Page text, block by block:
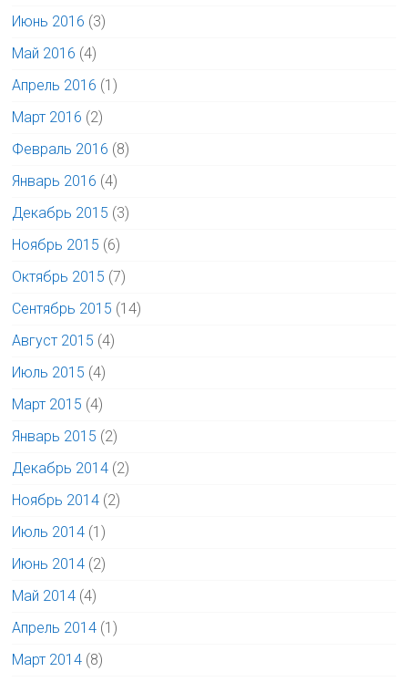
Июнь 2016 (3)
Май 2016 (4)
Апрель 2016 (1)
Март 2016 (2)
Февраль 2016 (8)
Январь 2016 (4)
Декабрь 2015 (3)
Ноябрь 2015 (6)
Октябрь 2015 (7)
Сентябрь 2015 (14)
Август 2015 (4)
Июль 2015 (4)
Март 2015 (4)
Январь 2015 (2)
Декабрь 2014 (2)
Ноябрь 2014 (2)
Июль 2014 (1)
Июнь 2014 (2)
Май 2014 (4)
Апрель 2014 (1)
Март 2014 (8)